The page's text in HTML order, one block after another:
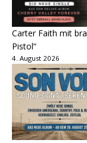
Carter Faith mit
Pistol“
4. August 2026